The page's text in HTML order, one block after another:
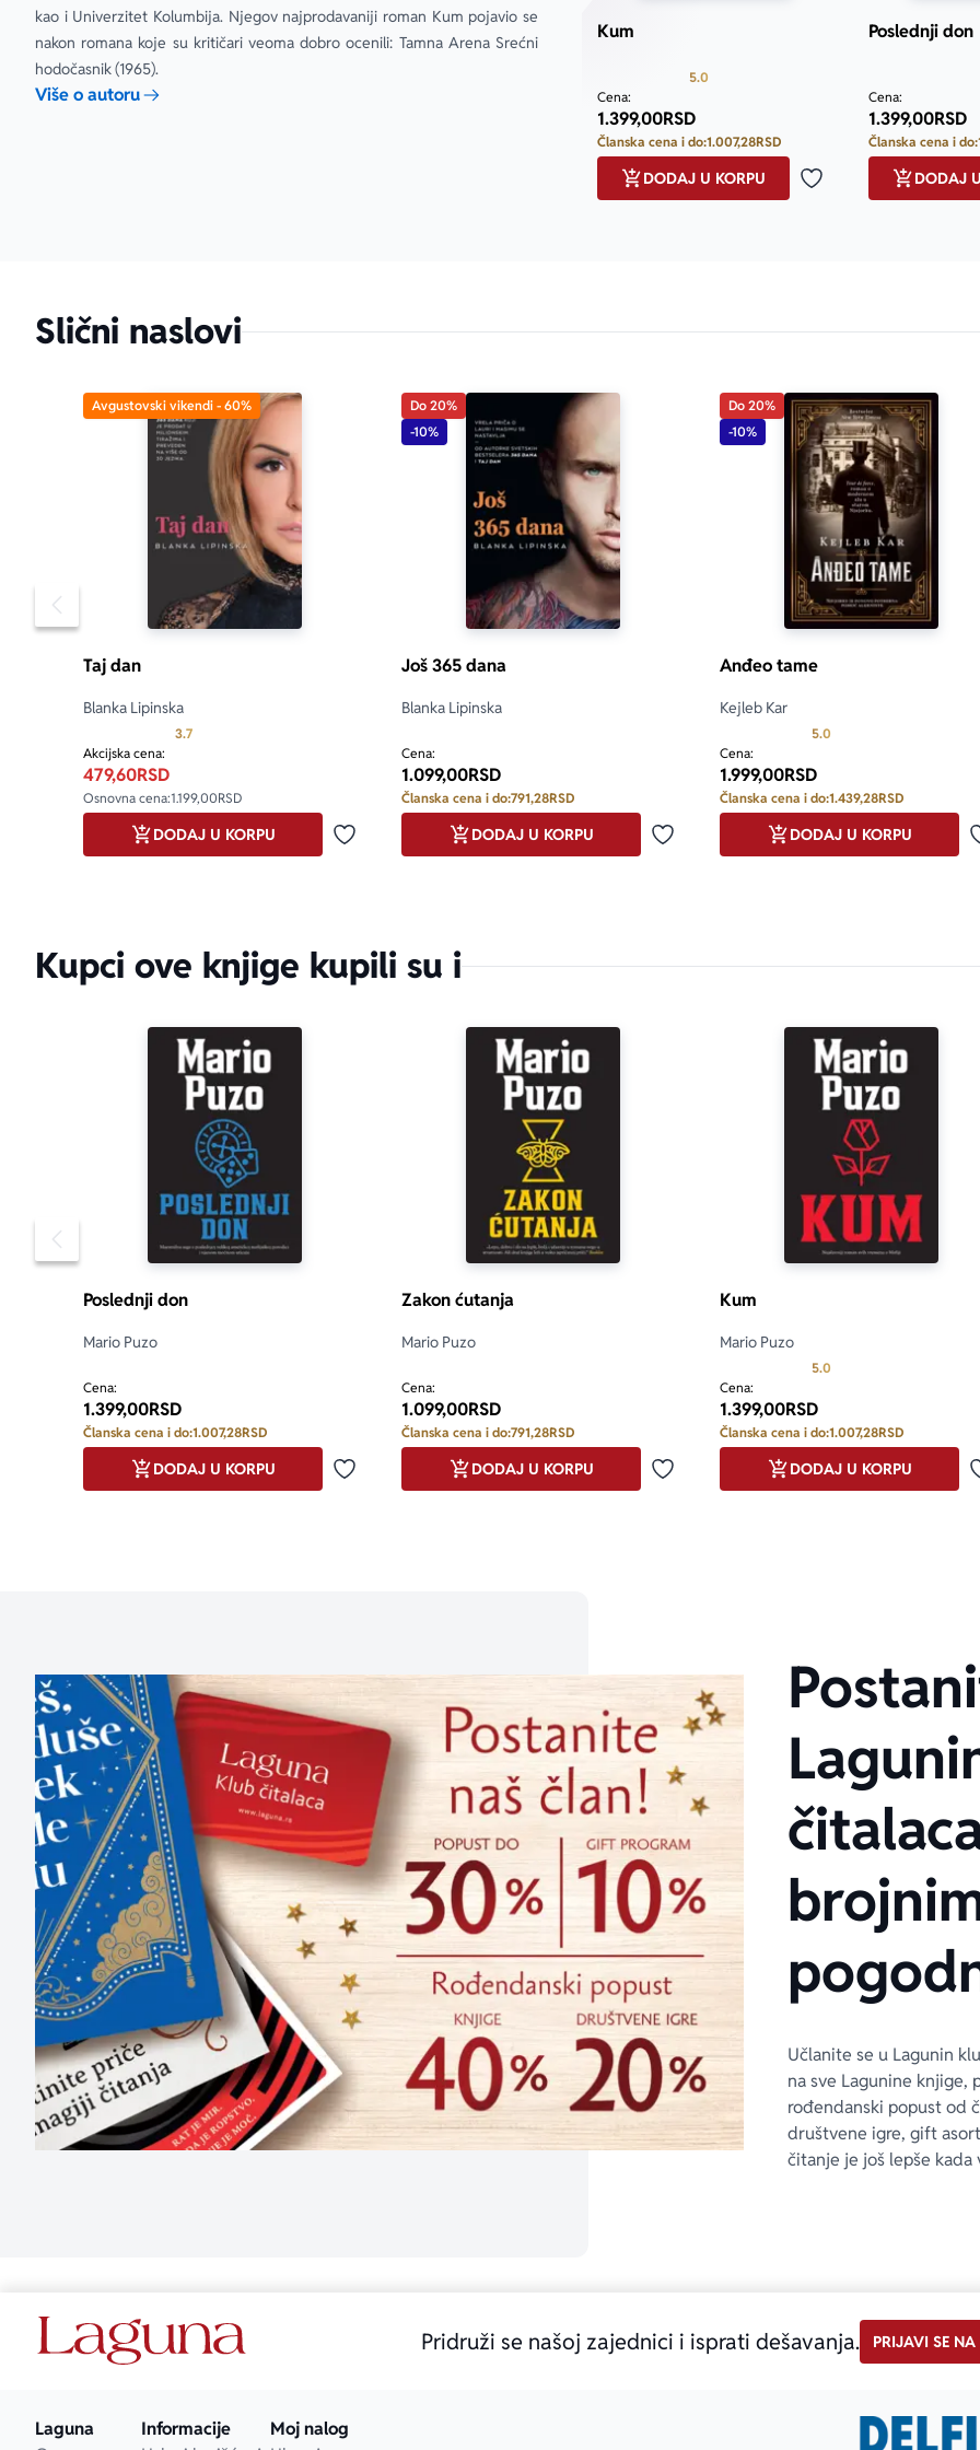
„Varljiva odanost, neprolazna osveta i korupcija na svakom nivou,
berberina do kardinala u Palermu.“
„Puzo je vrhunski pripovedač.“
aboutPage.sr-only.custom-youtube-play-icon
kao i Univerzitet Kolumbija. Njegov najprodavaniji roman Kum pojavio se
nakon romana koje su kritičari veoma dobro ocenili: Tamna Arena Srećni
hodočasnik (1965).
Više o autoru
Kum
5.0
Cena:
1.399,00RSD
Članska cena i do:1.007,28RSD
Dodaj u omiljene
DODAJ U KORPU
Poslednji don
Cena:
1.399,00RSD
Članska cena i do:
DODAJ
Slični naslovi
Pomeranje sadržaja slajdera u levo
Avgustovski vikendi - 60%
Taj dan
Blanka Lipinska
3.7Prosecna ocena je 3.7 od 5
Akcijska cena:
479,60RSD
Osnovna cena:1.199,00RSD
Dodaj u omiljene
DODAJ U KORPU
Do 20%
-10%
Još 365 dana
Blanka Lipinska
Cena:
1.099,00RSD
Članska cena i do:791,28RSD
Dodaj u omiljene
DODAJ U KORPU
Do 20%
-10%
Anđeo tame
Kejleb Kar
5.0
Cena:
1.999,00RSD
Članska cena i do:1.439,28RSD
DODAJ U KORPU
Kupci ove knjige kupili su i
Pomeranje sadržaja slajdera u levo
Poslednji don
Mario Puzo
Cena:
1.399,00RSD
Članska cena i do:1.007,28RSD
Dodaj u omiljene
DODAJ U KORPU
Zakon ćutanja
Mario Puzo
Cena:
1.099,00RSD
Članska cena i do:791,28RSD
Dodaj u omiljene
DODAJ U KORPU
Kum
Mario Puzo
5.0
Cena:
1.399,00RSD
Članska cena i do:1.007,28RSD
DODAJ U KORPU
Učlanite se u Lagunin
na sve Lagunine knjige,
rođendanski popust od
društvene igre, gift
čitanje je još lepše kada
Pridruži se našoj zajednici i isprati dešavanja. PRIJAVI SE NA
Laguna
Informacije
Moj nalog